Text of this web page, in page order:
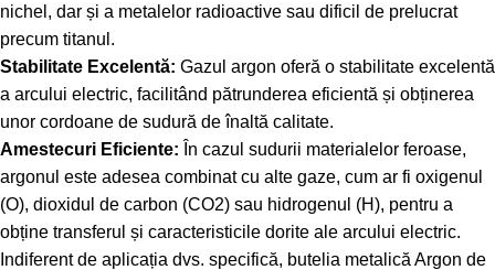
nichel, dar și a metalelor radioactive sau dificil de prelucrat
precum titanul.
Stabilitate Excelentă: Gazul argon oferă o stabilitate excelentă
a arcului electric, facilitând pătrunderea eficientă și obținerea
unor cordoane de sudură de înaltă calitate.
Amestecuri Eficiente: În cazul sudurii materialelor feroase,
argonul este adesea combinat cu alte gaze, cum ar fi oxigenul
(O), dioxidul de carbon (CO2) sau hidrogenul (H), pentru a
obține transferul și caracteristicile dorite ale arcului electric.
Indiferent de aplicația dvs. specifică, butelia metalică Argon de